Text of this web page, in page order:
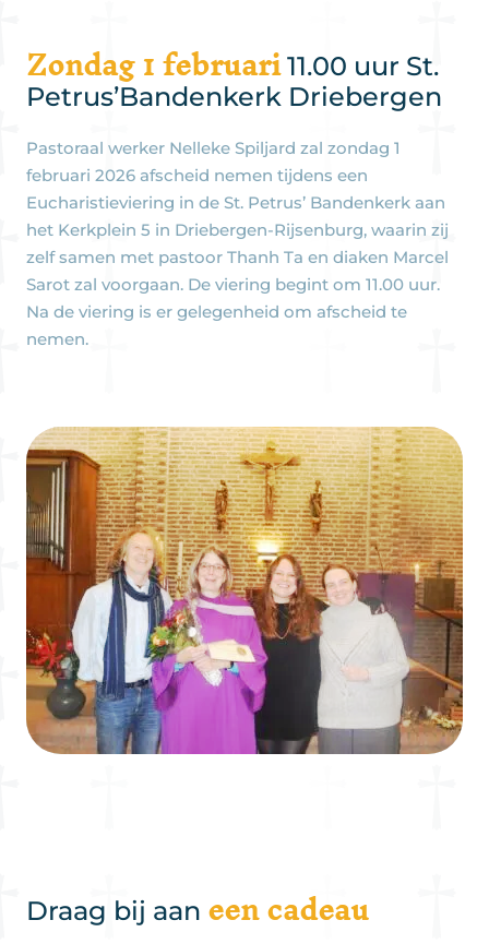
Zondag 1 februari11.00 uur St.
Petrus’Bandenkerk Driebergen
Pastoraal werker Nelleke Spiljard zal zondag 1
februari 2026 afscheid nemen tijdens een
Eucharistieviering in de St. Petrus’ Bandenkerk aan
het Kerkplein 5 in Driebergen-Rijsenburg, waarin zij
zelf samen met pastoor Thanh Ta en diaken Marcel
Sarot zal voorgaan. De viering begint om 11.00 uur.
Na de viering is er gelegenheid om afscheid te
nemen.
Draag bij aan een cadeau